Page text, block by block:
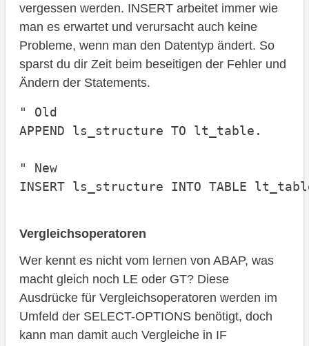
vergessen werden. INSERT arbeitet immer wie
man es erwartet und verursacht auch keine
Probleme, wenn man den Datentyp ändert. So
sparst du dir Zeit beim beseitigen der Fehler und
Ändern der Statements.
" Old
APPEND ls_structure TO lt_table.
" New
INSERT ls_structure INTO TABLE
Vergleichsoperatoren
Wer kennt es nicht vom lernen von ABAP, was
macht gleich noch LE oder GT? Diese
Ausdrücke für Vergleichsoperatoren werden im
Umfeld der SELECT-OPTIONS benötigt, doch
kann man damit auch Vergleiche in IF